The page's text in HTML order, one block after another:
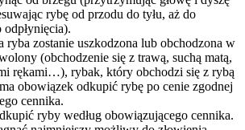
rybę od przodu do tyłu, aż do
odpłynięcia).
ryba zostanie uszkodzona lub obchodzona w
(obchodzenie się z trawą, suchą matą,
rękami…), rybak, który obchodzi się z rybą
obowiązek odkupić rybę po cenie zgodnej
cennika.
ryby według obowiązującego cennika.